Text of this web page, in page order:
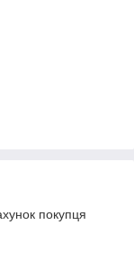
покупця